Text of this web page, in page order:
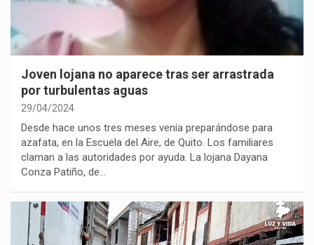
Joven lojana no aparece tras ser arrastrada
por turbulentas aguas
29/04/2024
Desde hace unos tres meses venía preparándose para
azafata, en la Escuela del Aire, de Quito. Los familiares
claman a las autoridades por ayuda. La lojana Dayana
Conza Patiño, de…